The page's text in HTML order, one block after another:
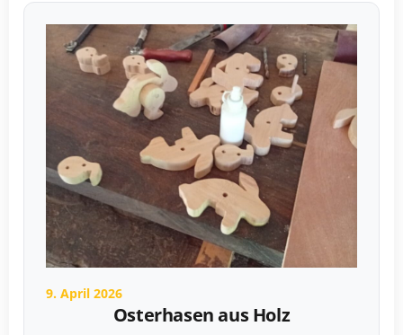
9. April 2026
Osterhasen aus Holz